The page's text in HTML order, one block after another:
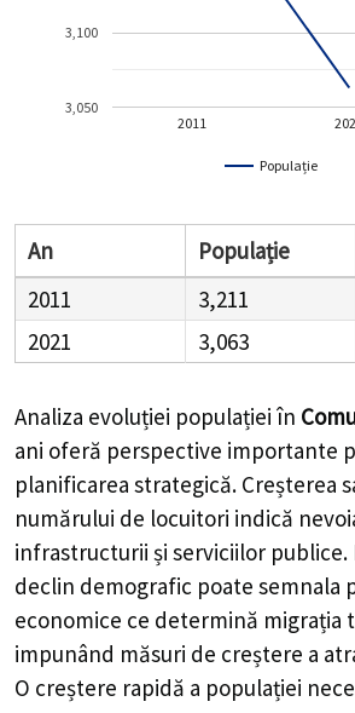
Populație
2011
3,050
3,100
An Populație
2011
3,211
2021
3,063
Analiza evoluției populației în
ani oferă perspective importante
planificarea strategică. Creșterea
numărului de locuitori indică
infrastructurii și serviciilor publice.
declin demografic poate semnala
economice ce determină migrația
impunând măsuri de creștere a
O creștere rapidă a populației